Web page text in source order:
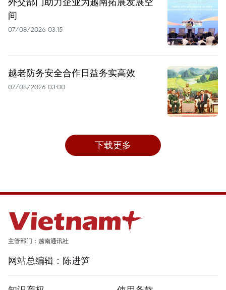
间
07/08/2026 03:15
越老防务安全合作日益务实高效
07/08/2026 03:00
下载更多
主管部门：越南通讯社
网站总编辑：陈进笋